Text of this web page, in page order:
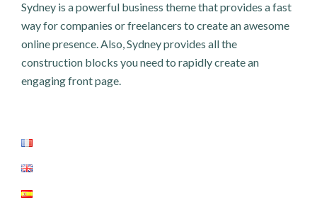
Sydney is a powerful business theme that provides a fast
way for companies or freelancers to create an awesome
online presence. Also, Sydney provides all the
construction blocks you need to rapidly create an
engaging front page.